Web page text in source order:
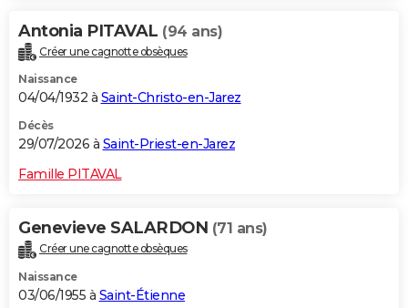
Antonia PITAVAL (94 ans)
Créer une cagnotte obsèques
Naissance
04/04/1932 à Saint-Christo-en-Jarez
Décès
29/07/2026 à Saint-Priest-en-Jarez
Famille PITAVAL
Genevieve SALARDON (71 ans)
Créer une cagnotte obsèques
Naissance
03/06/1955 à Saint-Étienne